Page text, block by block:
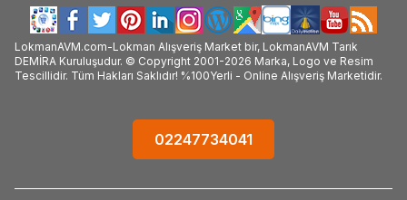
LokmanAVM.com-Lokman Alışveriş Market bir, LokmanAVM Tarık
DEMİRA Kuruluşudur. © Copyright 2001-2026 Marka, Logo ve Resim
Tescillidir. Tüm Hakları Saklıdır! %100Yerli - Online Alışveriş Marketidir.
02247734041